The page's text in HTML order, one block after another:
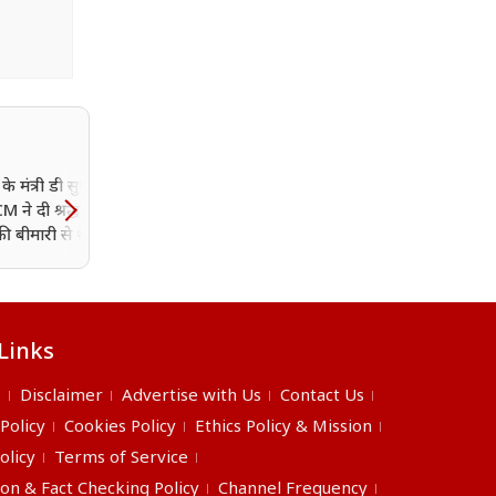
मंत्री डी सुधाकर का
ने दी श्रद्धांजलि;
से थे ग्रसित
Disclaimer Advertise with Us
Contact Us
Cookies Policy
Ethics Policy & Mission
Terms of Service
& Fact Checking Policy
Channel Frequency